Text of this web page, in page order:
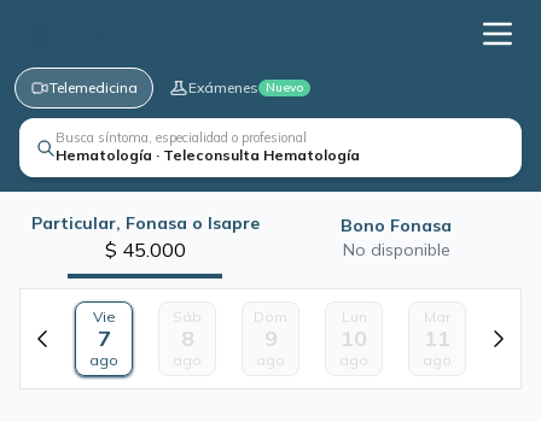
Telemedicina Exámenes Nuevo
Busca síntoma, especialidad o profesional
Hematología · Teleconsulta Hematología
Particular, Fonasa o Isapre
$ 45.000
Bono Fonasa
No disponible
Vie
7
ago
Sáb
8
ago
Dom
9
ago
Lun
10
ago
Mar
11
ago